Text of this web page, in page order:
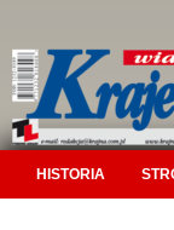
HISTORIA